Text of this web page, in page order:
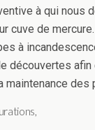
à qui nous
cuve de
à
découvertes afin
maintenance des